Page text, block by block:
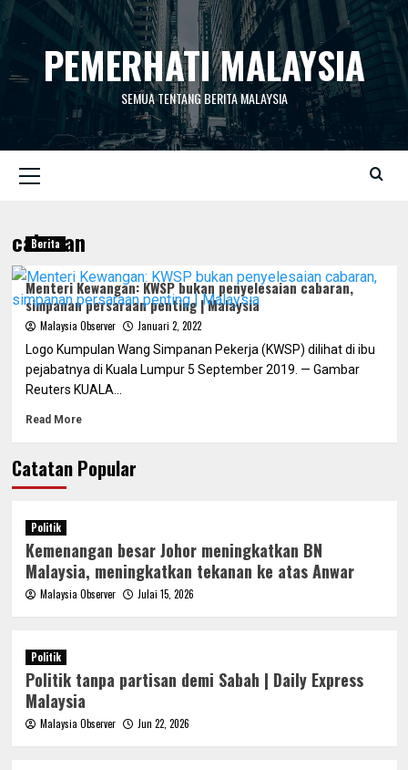
Skip
contentPEMERHATI MALAYSIA
SEMUA TENTANG BERITA MALAYSIA
Menu
cabaran
Berita
Menteri Kewangan: KWSP bukan penyelesaian cabaran,
simpanan persaraan penting | Malaysia
Malaysia Observer
Januari 2, 2022
Logo Kumpulan Wang Simpanan Pekerja (KWSP) dilihat di ibu
pejabatnya di Kuala Lumpur 5 September 2019. — Gambar
Reuters KUALA...
Read More
Catatan Popular
Politik
Kemenangan besar Johor meningkatkan BN
Malaysia, meningkatkan tekanan ke atas Anwar
Malaysia Observer Julai 15, 2026
Politik
Politik tanpa partisan demi Sabah | Daily Express
Malaysia
Malaysia Observer Jun 22, 2026